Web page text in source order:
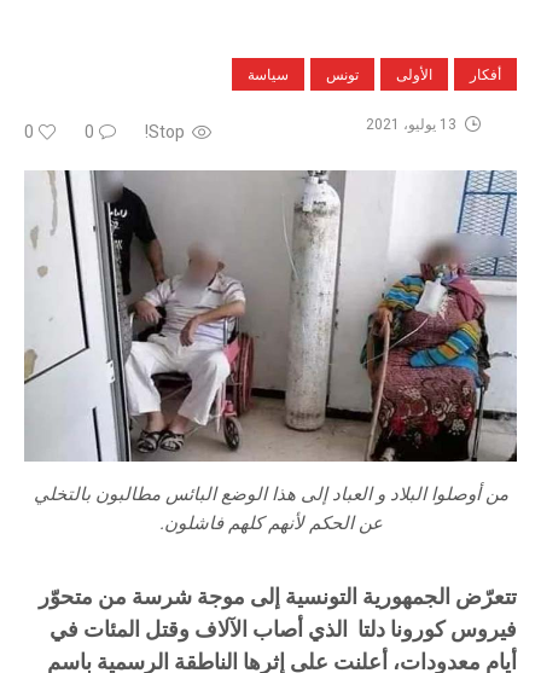
أفكار الأولى تونس سياسة
Stop!
0
0 13 يوليو، 2021
من أوصلوا البلاد و العباد إلى هذا الوضع البائس مطالبون بالتخلي
عن الحكم لأنهم كلهم فاشلون.
تتعرّض الجمهورية التونسية إلى موجة شرسة من متحوّر
فيروس كورونا دلتا الذي أصاب الآلاف وقتل المئات في
أيام معدودات، أعلنت على إثرها الناطقة الرسمية باسم